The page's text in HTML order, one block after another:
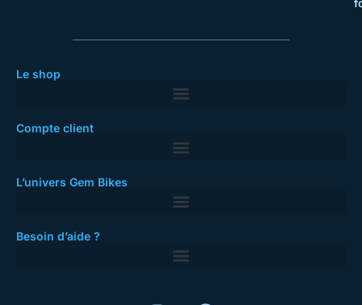
Le shop
Compte client
L’univers Gem Bikes
Besoin d’aide ?